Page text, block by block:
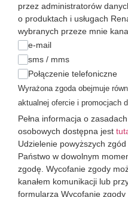
przez administratorów
o produktach i usługach
wybranych przeze mnie
e-mail
sms / mms
Połączenie telefoniczne
Wyrażona zgoda obejmuje
aktualnej ofercie i promocjach
Pełna informacja o
osobowych dostępna jest
Udzielenie powyższych
Państwo w dowolnym
zgodę. Wycofanie zgody
kanałem komunikacji lub
formularza Wycofanie zgody